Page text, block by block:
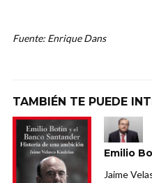
Fuente: Enrique Dans
TAMBIÉN TE PUEDE
Emilio
Jaime